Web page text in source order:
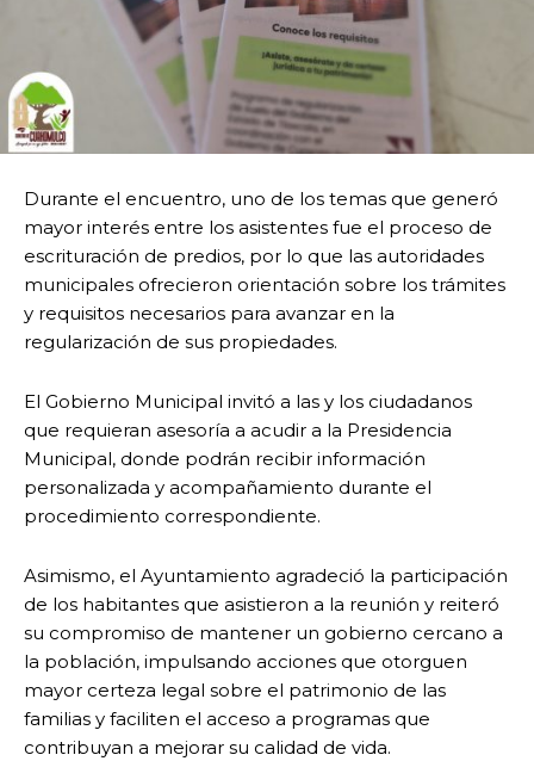
Durante el encuentro, uno de los temas que generó
mayor interés entre los asistentes fue el proceso de
escrituración de predios, por lo que las autoridades
municipales ofrecieron orientación sobre los trámites
y requisitos necesarios para avanzar en la
regularización de sus propiedades.
El Gobierno Municipal invitó a las y los ciudadanos
que requieran asesoría a acudir a la Presidencia
Municipal, donde podrán recibir información
personalizada y acompañamiento durante el
procedimiento correspondiente.
Asimismo, el Ayuntamiento agradeció la participación
de los habitantes que asistieron a la reunión y reiteró
su compromiso de mantener un gobierno cercano a
la población, impulsando acciones que otorguen
mayor certeza legal sobre el patrimonio de las
familias y faciliten el acceso a programas que
contribuyan a mejorar su calidad de vida.